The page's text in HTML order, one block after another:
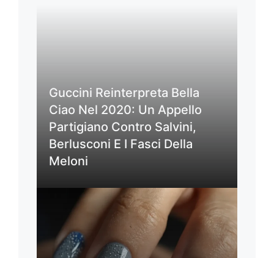
Guccini Reinterpreta Bella
Ciao Nel 2020: Un Appello
Partigiano Contro Salvini,
Berlusconi E I Fasci Della
Meloni